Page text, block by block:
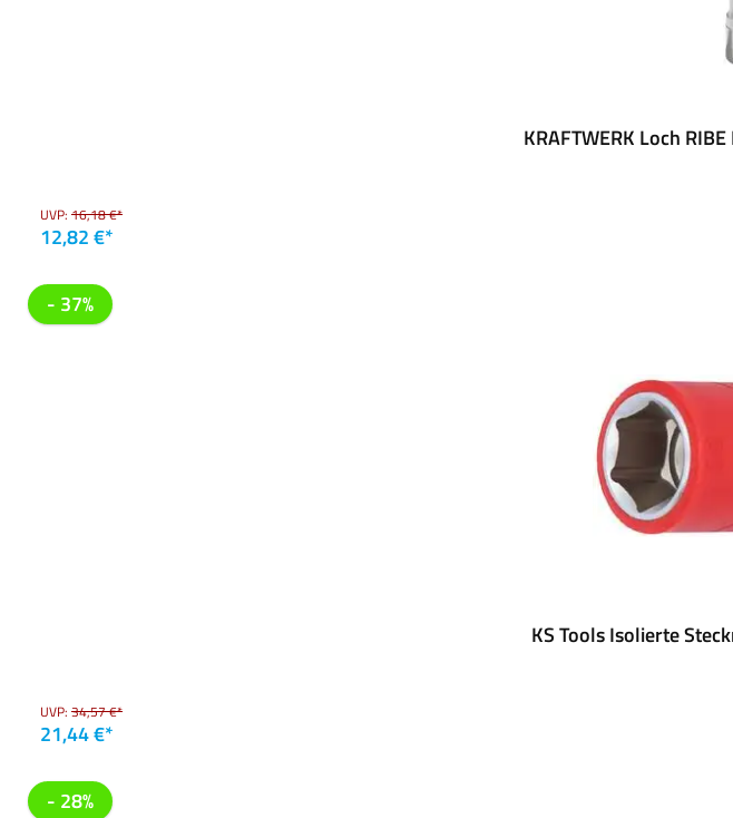
KRAFTWERK Loch
UVP: 16,18 €*
12,82 €*
- 37%
KS Tools Isolierte
UVP: 34,57 €*
21,44 €*
- 28%